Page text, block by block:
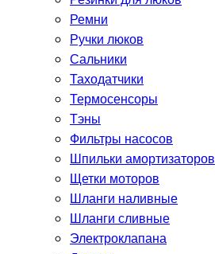
Ремни
Ручки люков
Сальники
Таходатчики
Термосенсоры
Тэны
Фильтры насосов
Шпильки амортизаторов
Щетки моторов
Шланги наливные
Шланги сливные
Электроклапана